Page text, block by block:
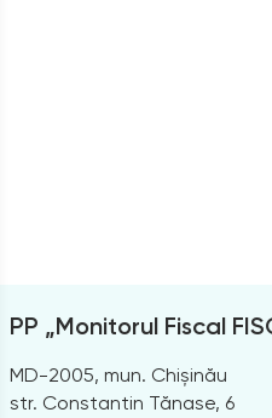
PP „Monitorul Fiscal
MD-2005, mun. Chișinău
str. Constantin Tănase, 6